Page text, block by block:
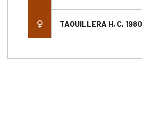
TAQUILLERA H, C, 1980